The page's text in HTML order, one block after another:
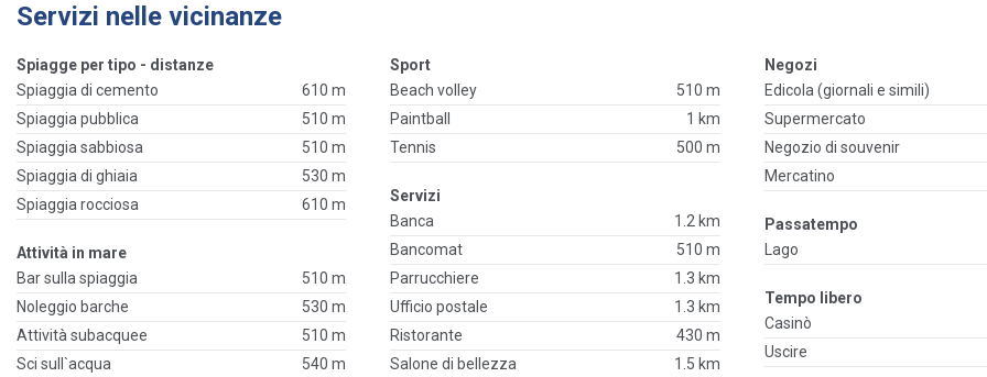
Servizi nelle vicinanze
Spiagge per tipo - distanze
Spiaggia di cemento
610 m
Spiaggia pubblica
510 m
Spiaggia sabbiosa
510 m
Spiaggia di ghiaia
530 m
Spiaggia rocciosa
610 m
Attività in mare
Bar sulla spiaggia
510 m
Noleggio barche
530 m
Attività subacquee
510 m
Sci sull`acqua
540 m
Sport
Beach volley
510 m
Paintball
1 km
Tennis
500 m
Servizi
Banca
1.2 km
Bancomat
510 m
Parrucchiere
1.3 km
Ufficio postale
1.3 km
Ristorante
430 m
Salone di bellezza
1.5 km
Negozi
Edicola (giornali e simili)
Supermercato
Negozio di souvenir
Mercatino
Passatempo
Lago
Tempo libero
Casinò
Uscire